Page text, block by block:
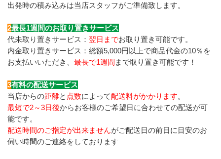
出発時の積み込みは当店スタッフがご準備致します。
2最長1週間のお取り置きサービス
代未取り置きサービス： 翌日までお取り置き可能です。
内金取り置きサービス：総額5,000円以上で商品代金の10％を
お支払いいただき、 最長で1週間 まで取り置き可能です！
3有料の配送サービス
当店からの距離と 点数によって配送料がかかります。
最短で2～3日後からお客様のご希望日に合わせての配送が可
能です。
配送時間のご指定が出来ませんがご配送日の前日に目安のお
伺い時間のご連絡をしております